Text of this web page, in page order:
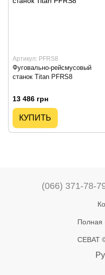
Артикул: PFRS8
Фуговально-рейсмусовый
станок Titan PFRS8
13 486 грн
КУПИТЬ
(066) 371-78-
Полная
СЕВАТ